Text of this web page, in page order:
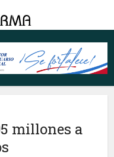
millones a